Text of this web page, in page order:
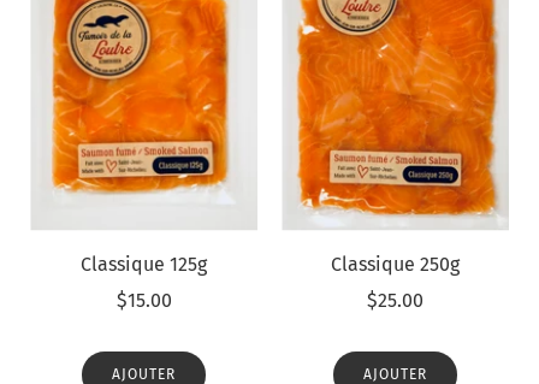
Classique 125g
$15.00
AJOUTER
Classique 250g
$25.00
AJOUTER